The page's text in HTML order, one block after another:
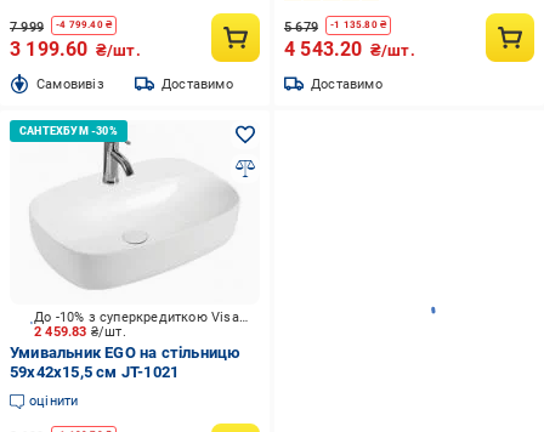
7 999 -4 799.40₴
3 199.60 ₴/шт.
Cамовивіз Доставимо
5 679 -1 135.80₴
4 543.20 ₴/шт.
Доставимо
2 459.83 ₴/шт.
До -10% з суперкредиткою Visa Вигода
Умивальник EGO на стільницю
59х42х15,5 см JT-1021
оцінити